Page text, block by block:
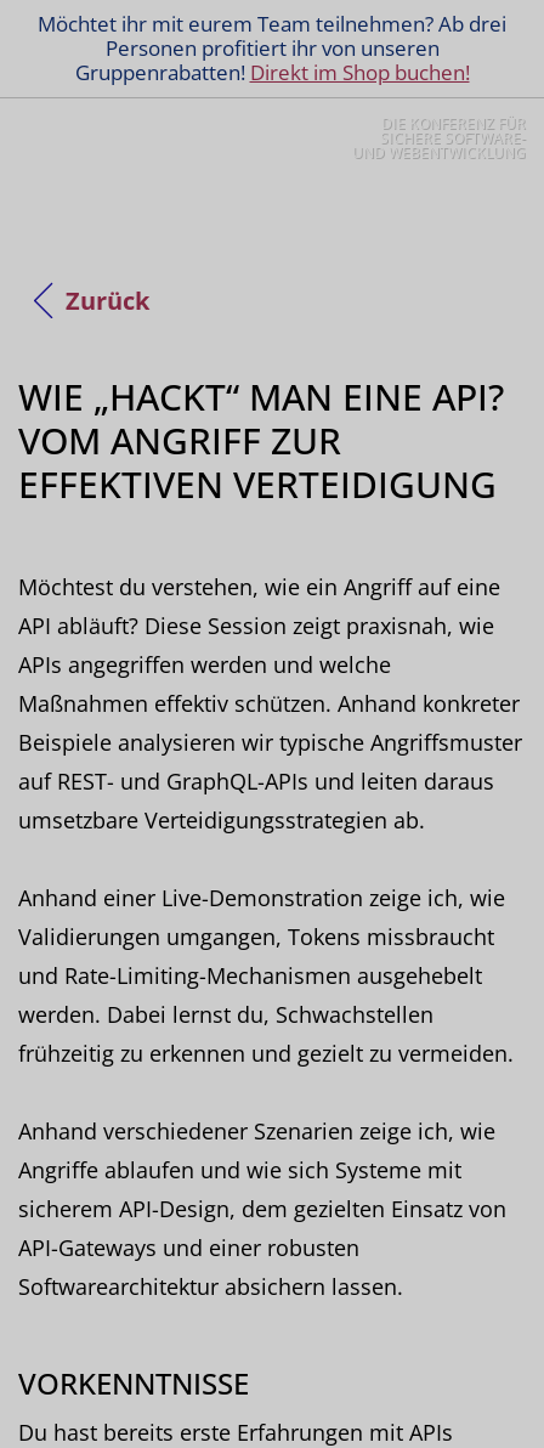
Möchtet ihr mit eurem Team teilnehmen? Ab drei
Personen profitiert ihr von unseren
Gruppenrabatten! Direkt im Shop buchen!
DIE KONFERENZ FÜR
SICHERE SOFTWARE-
UND WEBENTWICKLUNG
Zurück
WIE „HACKT“ MAN EINE API?
VOM ANGRIFF ZUR
EFFEKTIVEN VERTEIDIGUNG
Möchtest du verstehen, wie ein Angriff auf eine
API abläuft? Diese Session zeigt praxisnah, wie
APIs angegriffen werden und welche
Maßnahmen effektiv schützen. Anhand konkreter
Beispiele analysieren wir typische Angriffsmuster
auf REST- und GraphQL-APIs und leiten daraus
umsetzbare Verteidigungsstrategien ab.
Anhand einer Live-Demonstration zeige ich, wie
Validierungen umgangen, Tokens missbraucht
und Rate-Limiting-Mechanismen ausgehebelt
werden. Dabei lernst du, Schwachstellen
frühzeitig zu erkennen und gezielt zu vermeiden.
Anhand verschiedener Szenarien zeige ich, wie
Angriffe ablaufen und wie sich Systeme mit
sicherem API-Design, dem gezielten Einsatz von
API-Gateways und einer robusten
Softwarearchitektur absichern lassen.
VORKENNTNISSE
Du hast bereits erste Erfahrungen mit APIs